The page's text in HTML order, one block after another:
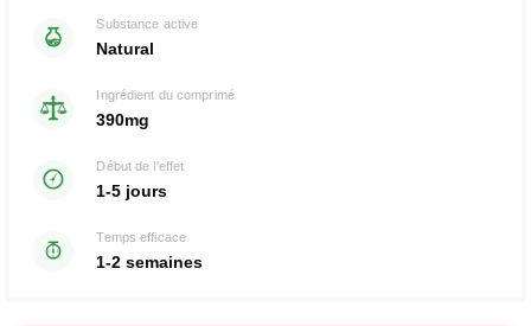
Substance active
Natural
Ingrédient du comprimé
390mg
Début de l'effet
1-5 jours
Temps efficace
1-2 semaines